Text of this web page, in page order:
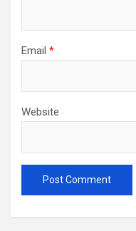
Email *
Website